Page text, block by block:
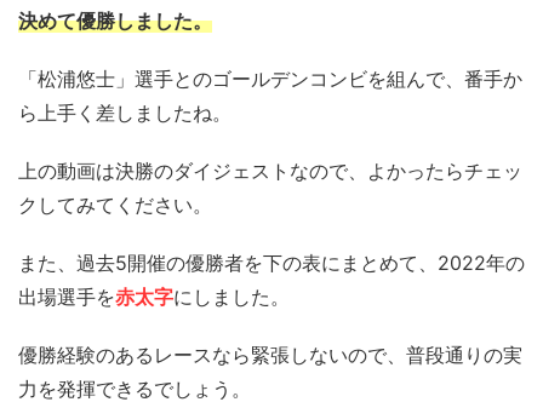
決めて優勝しました。
「松浦悠士」選手とのゴールデンコンビを組んで、番手か
ら上手く差しましたね。
上の動画は決勝のダイジェストなので、よかったらチェッ
クしてみてください。
また、過去5開催の優勝者を下の表にまとめて、2022年の
出場選手を赤太字にしました。
優勝経験のあるレースなら緊張しないので、普段通りの実
力を発揮できるでしょう。